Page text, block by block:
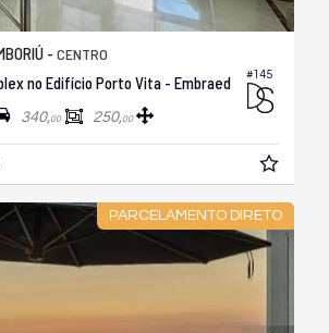
#145
- CENTRO
no Edifício Porto Vita - Embraed
340,00 250,00
PARCELAMENTO DIRETO